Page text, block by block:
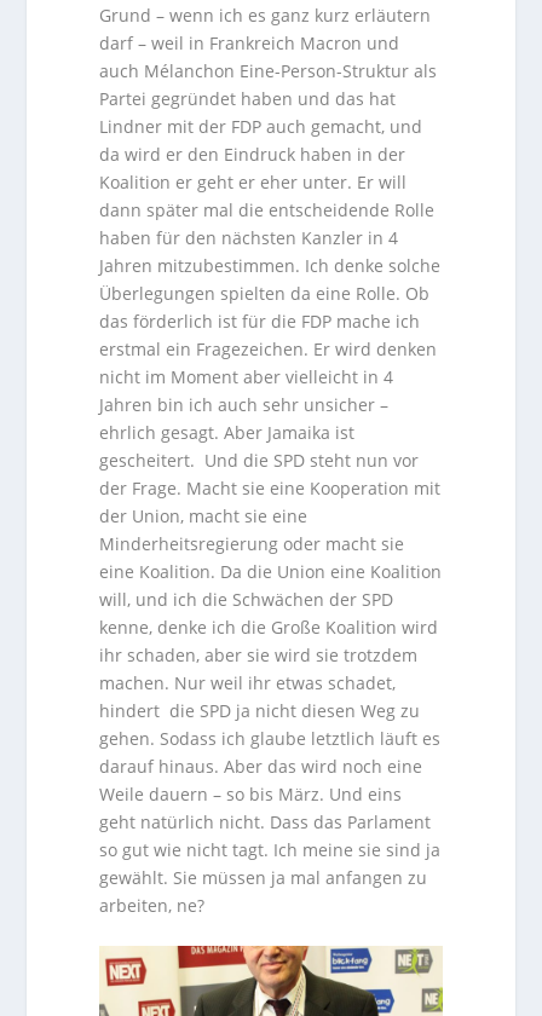
Grund – wenn ich es ganz kurz erläutern
darf – weil in Frankreich Macron und
auch Mélanchon Eine-Person-Struktur als
Partei gegründet haben und das hat
Lindner mit der FDP auch gemacht, und
da wird er den Eindruck haben in der
Koalition er geht er eher unter. Er will
dann später mal die entscheidende Rolle
haben für den nächsten Kanzler in 4
Jahren mitzubestimmen. Ich denke solche
Überlegungen spielten da eine Rolle. Ob
das förderlich ist für die FDP mache ich
erstmal ein Fragezeichen. Er wird denken
nicht im Moment aber vielleicht in 4
Jahren bin ich auch sehr unsicher –
ehrlich gesagt. Aber Jamaika ist
gescheitert. Und die SPD steht nun vor
der Frage. Macht sie eine Kooperation mit
der Union, macht sie eine
Minderheitsregierung oder macht sie
eine Koalition. Da die Union eine Koalition
will, und ich die Schwächen der SPD
kenne, denke ich die Große Koalition wird
ihr schaden, aber sie wird sie trotzdem
machen. Nur weil ihr etwas schadet,
hindert die SPD ja nicht diesen Weg zu
gehen. Sodass ich glaube letztlich läuft es
darauf hinaus. Aber das wird noch eine
Weile dauern – so bis März. Und eins
geht natürlich nicht. Dass das Parlament
so gut wie nicht tagt. Ich meine sie sind ja
gewählt. Sie müssen ja mal anfangen zu
arbeiten, ne?